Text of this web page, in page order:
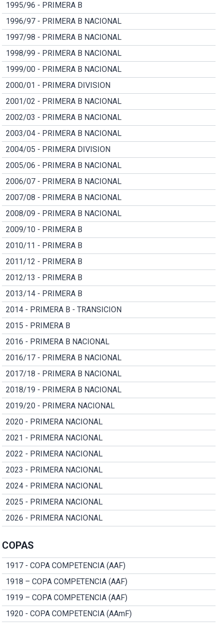
1995/96 - PRIMERA B
1996/97 - PRIMERA B NACIONAL
1997/98 - PRIMERA B NACIONAL
1998/99 - PRIMERA B NACIONAL
1999/00 - PRIMERA B NACIONAL
2000/01 - PRIMERA DIVISION
2001/02 - PRIMERA B NACIONAL
2002/03 - PRIMERA B NACIONAL
2003/04 - PRIMERA B NACIONAL
2004/05 - PRIMERA DIVISION
2005/06 - PRIMERA B NACIONAL
2006/07 - PRIMERA B NACIONAL
2007/08 - PRIMERA B NACIONAL
2008/09 - PRIMERA B NACIONAL
2009/10 - PRIMERA B
2010/11 - PRIMERA B
2011/12 - PRIMERA B
2012/13 - PRIMERA B
2013/14 - PRIMERA B
2014 - PRIMERA B - TRANSICION
2015 - PRIMERA B
2016 - PRIMERA B NACIONAL
2016/17 - PRIMERA B NACIONAL
2017/18 - PRIMERA B NACIONAL
2018/19 - PRIMERA B NACIONAL
2019/20 - PRIMERA NACIONAL
2020 - PRIMERA NACIONAL
2021 - PRIMERA NACIONAL
2022 - PRIMERA NACIONAL
2023 - PRIMERA NACIONAL
2024 - PRIMERA NACIONAL
2025 - PRIMERA NACIONAL
2026 - PRIMERA NACIONAL
COPAS
1917 - COPA COMPETENCIA (AAF)
1918 – COPA COMPETENCIA (AAF)
1919 – COPA COMPETENCIA (AAF)
1920 - COPA COMPETENCIA (AAmF)